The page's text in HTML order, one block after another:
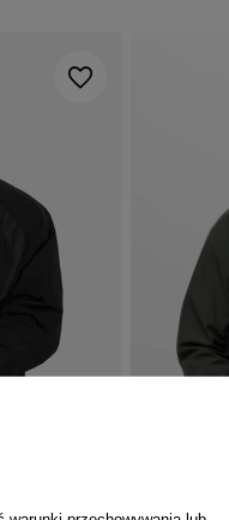
Potwierdź obecność
wymaganych przepisami
pytania i odpowiedzi
dla innych.